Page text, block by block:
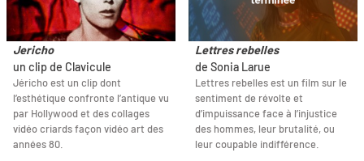
Jericho
un clip de Clavicule
Jéricho est un clip dont
l’esthétique confronte l’antique vu
par Hollywood et des collages
vidéo criards façon vidéo art des
années 80.
Lettres rebelles
de Sonia Larue
Lettres rebelles est un film sur le
sentiment de révolte et
d’impuissance face à l’injustice
des hommes, leur brutalité, ou
leur coupable indifférence.